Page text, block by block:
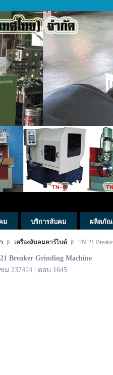
ม บริการลับคม ผลิตภัณ
เครื่องลับคมคาร์ไบด์ TN-21
Breaker Grinding Machine
ม 237414 | ตอบ 1645